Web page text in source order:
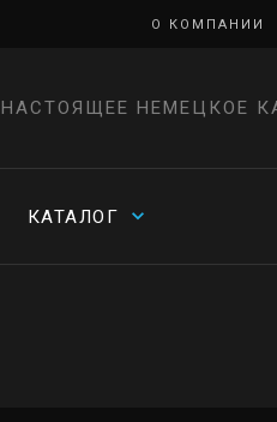
О КОМПАНИИ
НАСТОЯЩЕЕ НЕМЕЦКОЕ
КАТАЛОГ